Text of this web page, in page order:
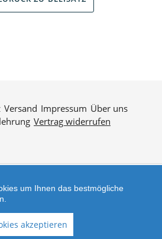
Versand Impressum Über uns
Vertrag widerrufen
Besuche uns auch auf lieber-
lokal.de
um Ihnen das bestmögliche
akzeptieren